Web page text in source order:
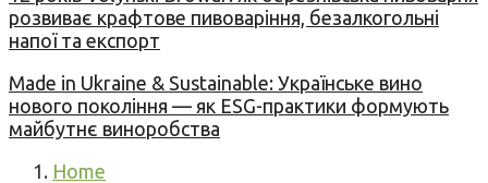
розвиває крафтове пивоваріння, безалкогольні
напої та експорт
Made in Ukraine & Sustainable: Українське вино
нового покоління — як ESG-практики формують
майбутнє виноробства
Home